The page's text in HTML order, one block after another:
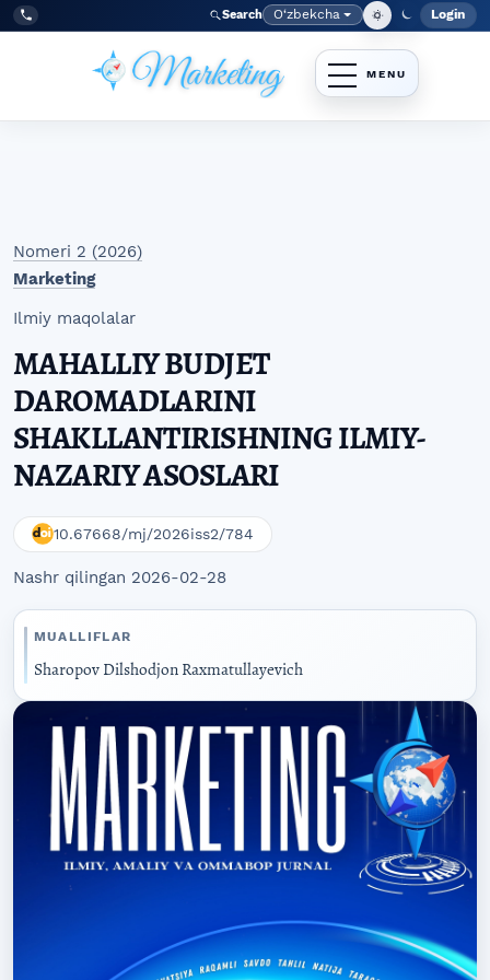
Skip to main navigation menu
Skip to main content
Skip to site footer
Tel:
+998977838464 Search Language
O‘zbekcha Login
Nomeri 2 (2026)
Marketing
Ilmiy maqolalar
MAHALLIY BUDJET
DAROMADLARINI
SHAKLLANTIRISHNING ILMIY-
NAZARIY ASOSLARI
10.67668/mj/2026iss2/784
Nashr qilingan 2026-02-28
MUALLIFLAR
Sharopov Dilshodjon Raxmatullayevich